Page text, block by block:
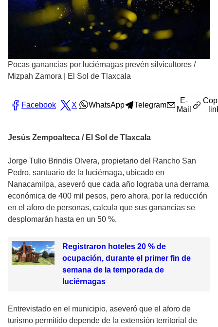
Pocas ganancias por luciérnagas prevén silvicultores /
Mizpah Zamora | El Sol de Tlaxcala
Facebook X WhatsApp Telegram
E-
Mail
Jesús Zempoalteca / El Sol de Tlaxcala
Jorge Tulio Brindis Olvera, propietario del Rancho San
Pedro, santuario de la luciérnaga, ubicado en
Nanacamilpa, aseveró que cada año lograba una derrama
económica de 400 mil pesos, pero ahora, por la reducción
en el aforo de personas, calcula que sus ganancias se
desplomarán hasta en un 50 %.
Registraron hoteles 20 % de
ocupación, durante el primer fin de
semana de la temporada de
luciérnagas
Entrevistado en el municipio, aseveró que el aforo de
turismo permitido depende de la extensión territorial de